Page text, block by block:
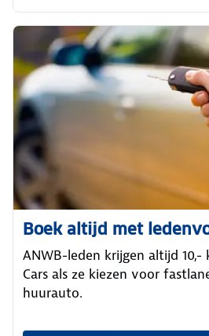
Boek altijd met
ANWB-leden krijgen altijd
Cars als ze kiezen voor
huurauto.